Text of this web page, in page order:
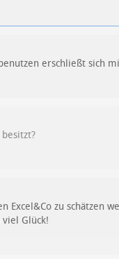
erschließt sich
Excel&Co zu schätzen
Glück!